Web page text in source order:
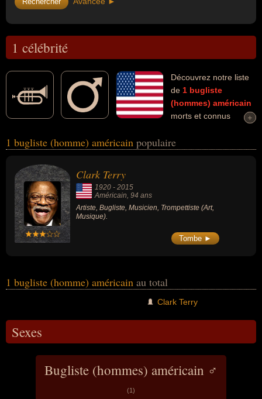
1 célébrité
Découvrez notre liste
de 1 bugliste
(hommes) américain
morts et connus
masculin) peuvent avoir des liens variés dans les domaines de l'art
artiste, musicien ou trompettiste.
+
+
1 bugliste (homme) américain populaire
Clark Terry
1920 - 2015
Américain, 94 ans
Artiste, Bugliste, Musicien, Trompettiste (Art,
Musique).
Tombe ►
1 bugliste (homme) américain au total
Clark Terry
Sexes
Bugliste (hommes) américain ♂
(1)